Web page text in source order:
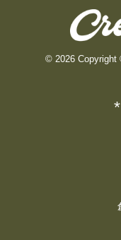
© 2026 Copyright